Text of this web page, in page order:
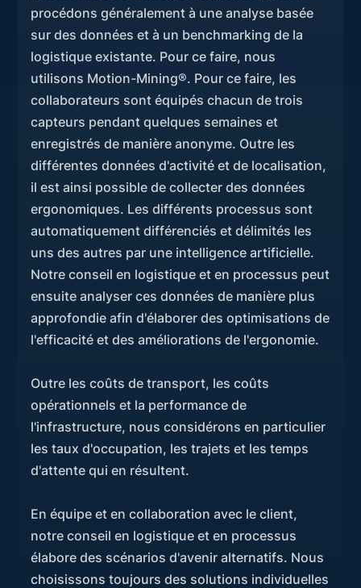
procédons généralement à une analyse basée
sur des données et à un benchmarking de la
logistique existante. Pour ce faire, nous
utilisons Motion-Mining®. Pour ce faire, les
collaborateurs sont équipés chacun de trois
capteurs pendant quelques semaines et
enregistrés de manière anonyme. Outre les
différentes données d'activité et de localisation,
il est ainsi possible de collecter des données
ergonomiques. Les différents processus sont
automatiquement différenciés et délimités les
uns des autres par une intelligence artificielle.
Notre conseil en logistique et en processus peut
ensuite analyser ces données de manière plus
approfondie afin d'élaborer des optimisations de
l'efficacité et des améliorations de l'ergonomie.
Outre les coûts de transport, les coûts
opérationnels et la performance de
l'infrastructure, nous considérons en particulier
les taux d'occupation, les trajets et les temps
d'attente qui en résultent.
En équipe et en collaboration avec le client,
notre conseil en logistique et en processus
élabore des scénarios d'avenir alternatifs. Nous
choisissons toujours des solutions individuelles